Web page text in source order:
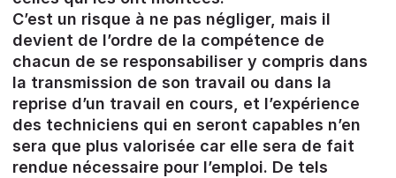
C’est un risque à ne pas négliger, mais il
devient de l’ordre de la compétence de
chacun de se responsabiliser y compris dans
la transmission de son travail ou dans la
reprise d’un travail en cours, et l’expérience
des techniciens qui en seront capables n’en
sera que plus valorisée car elle sera de fait
rendue nécessaire pour l’emploi. De tels